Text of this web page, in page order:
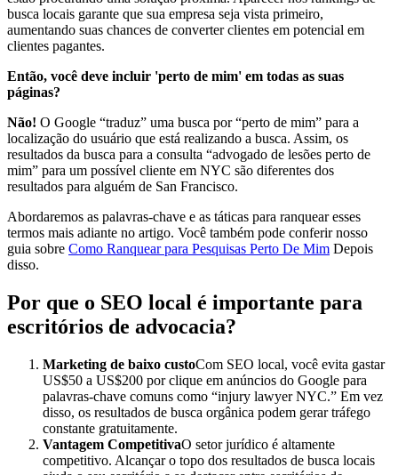
busca locais garante que sua empresa seja vista primeiro,
aumentando suas chances de converter clientes em potencial em
clientes pagantes.
Então, você deve incluir 'perto de mim' em todas as suas
páginas?
Não! O Google “traduz” uma busca por “perto de mim” para a
localização do usuário que está realizando a busca. Assim, os
resultados da busca para a consulta “advogado de lesões perto de
mim” para um possível cliente em NYC são diferentes dos
resultados para alguém de San Francisco.
Abordaremos as palavras-chave e as táticas para ranquear esses
termos mais adiante no artigo. Você também pode conferir nosso
guia sobre Como Ranquear para Pesquisas Perto De Mim Depois
disso.
Por que o SEO local é importante para
escritórios de advocacia?
Marketing de baixo custoCom SEO local, você evita gastar
US$50 a US$200 por clique em anúncios do Google para
palavras-chave comuns como “injury lawyer NYC.” Em vez
disso, os resultados de busca orgânica podem gerar tráfego
constante gratuitamente.
Vantagem CompetitivaO setor jurídico é altamente
competitivo. Alcançar o topo dos resultados de busca locais